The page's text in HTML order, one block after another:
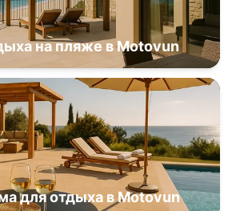
на пляже в Motovun
для отдыха в Motovun